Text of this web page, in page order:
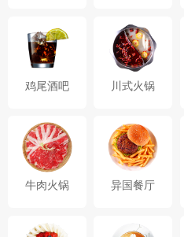
鸡尾酒吧 川式火锅
牛肉火锅 异国餐厅